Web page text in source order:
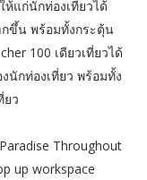
แก่นักท่องเที่ยวได้
ขึ้น พร้อมทั้งกระตุ้น
100 เดียวเที่ยวได้
นักท่องเที่ยว พร้อมทั้ง
ยว
Throughout
up workspace